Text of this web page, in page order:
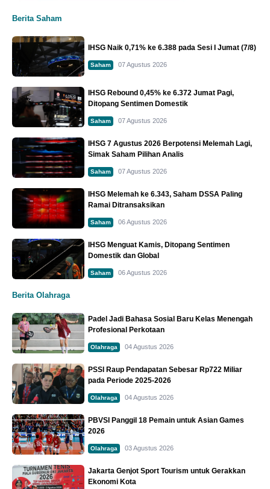
Berita Saham
IHSG Naik 0,71% ke 6.388 pada Sesi I Jumat (7/8)
Saham 07 Agustus 2026
IHSG Rebound 0,45% ke 6.372 Jumat Pagi,
Ditopang Sentimen Domestik
Saham 07 Agustus 2026
IHSG 7 Agustus 2026 Berpotensi Melemah Lagi,
Simak Saham Pilihan Analis
Saham 07 Agustus 2026
IHSG Melemah ke 6.343, Saham DSSA Paling
Ramai Ditransaksikan
Saham 06 Agustus 2026
IHSG Menguat Kamis, Ditopang Sentimen
Domestik dan Global
Saham 06 Agustus 2026
Berita Olahraga
Padel Jadi Bahasa Sosial Baru Kelas Menengah
Profesional Perkotaan
Olahraga 04 Agustus 2026
PSSI Raup Pendapatan Sebesar Rp722 Miliar
pada Periode 2025-2026
Olahraga 04 Agustus 2026
PBVSI Panggil 18 Pemain untuk Asian Games
2026
Olahraga 03 Agustus 2026
Jakarta Genjot Sport Tourism untuk Gerakkan
Ekonomi Kota